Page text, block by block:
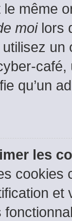
même
moilors
qu’un
les
cookies